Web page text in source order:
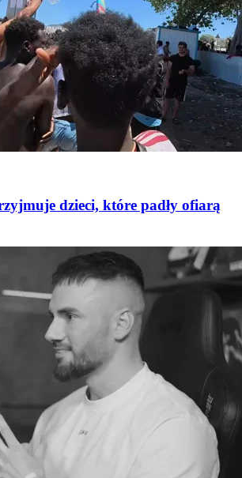
dzieci, które padły ofiarą